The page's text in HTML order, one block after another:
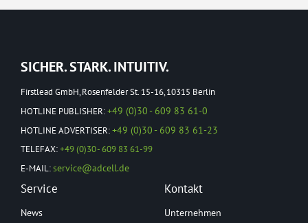
SICHER. STARK. INTUITIV.
Firstlead GmbH, Rosenfelder St. 15-16, 10315 Berlin
HOTLINE PUBLISHER:+49 (0)30 - 609 83 61-0
HOTLINE ADVERTISER:+49 (0)30 - 609 83 61-23
TELEFAX:+49 (0)30 - 609 83 61-99
E-MAIL:service@adcell.de
Service
News
Kontakt
Unternehmen